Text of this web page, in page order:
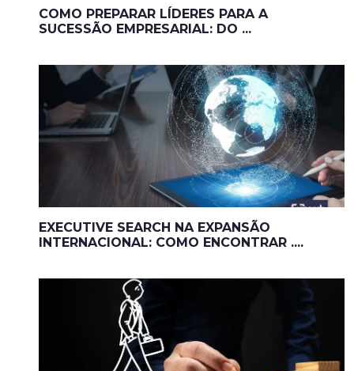
COMO PREPARAR LÍDERES PARA A
SUCESSÃO EMPRESARIAL: DO ...
EXECUTIVE SEARCH NA EXPANSÃO
INTERNACIONAL: COMO ENCONTRAR ....